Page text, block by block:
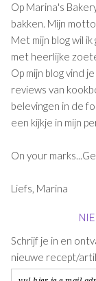
Op Marina's
bakken. Mijn
Met mijn blog wil
met heerlijke
Op mijn blog vind
reviews van
belevingen in de
een kijkje in mijn
On your
Liefs, Marina
Schrijf je in en
nieuwe recept/
vul